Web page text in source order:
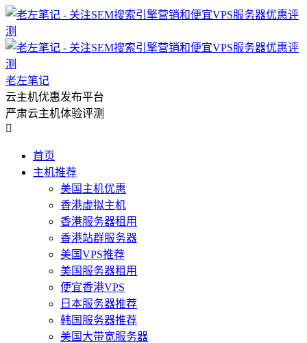
老左笔记
云主机优惠发布平台
严肃云主机体验评测

首页
主机推荐
美国主机优惠
香港虚拟主机
香港服务器租用
香港站群服务器
美国VPS推荐
美国服务器租用
便宜香港VPS
日本服务器推荐
韩国服务器推荐
美国大带宽服务器